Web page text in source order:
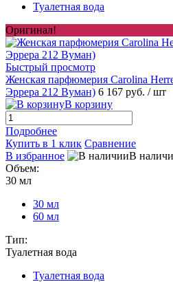
Туалетная вода
Оригинал!
Быстрый просмотр
Женская парфюмерия Carolina
Эррера 212 Вуман) 6 167 руб. / шт
В корзину
Подробнее
Купить в 1 клик Сравнение
В избранное
В
Объем:
30 мл
30 мл
60 мл
Тип:
Туалетная вода
Туалетная вода